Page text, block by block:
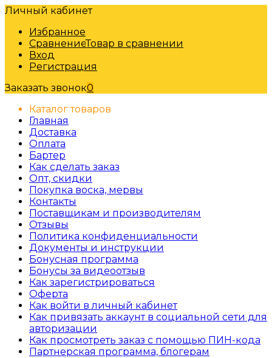
Личный кабинет
Избранное
СравнениеТовар в сравнении
Вход
Регистрация
Заказать звонок0
Каталог товаров
Главная
Доставка
Оплата
Бартер
Как сделать заказ
Опт, скидки
Покупка воска, мервы
Контакты
Поставщикам и производителям
Отзывы
Политика конфиденциальности
Документы и инструкции
Бонусная программа
Бонусы за видеоотзыв
Как зарегистрироваться
Оферта
Как войти в личный кабинет
Как привязать аккаунт в социальной сети для
авторизации
Как просмотреть заказ с помощью ПИН-кода
Партнерская программа, блогерам